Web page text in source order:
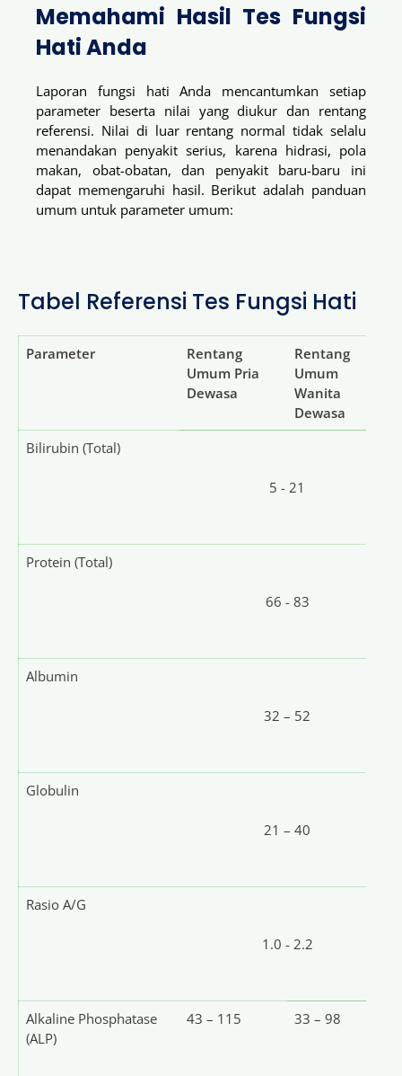
Memahami Hasil Tes Fungsi
Hati Anda
Laporan fungsi hati Anda mencantumkan setiap
parameter beserta nilai yang diukur dan rentang
referensi. Nilai di luar rentang normal tidak selalu
menandakan penyakit serius, karena hidrasi, pola
makan, obat-obatan, dan penyakit baru-baru ini
dapat memengaruhi hasil. Berikut adalah panduan
umum untuk parameter umum:
Tabel Referensi Tes Fungsi Hati
Parameter
Rentang
Umum Pria
Dewasa
Rentang
Umum
Wanita
Dewasa
Bilirubin (Total)
5 - 21
Protein (Total)
66 - 83
Albumin
32 – 52
Globulin
21 – 40
Rasio A/G
1.0 - 2.2
Alkaline Phosphatase
(ALP)
43 – 115 33 – 98